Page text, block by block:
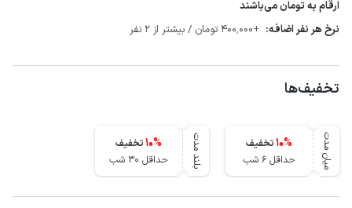
ارقام به تومان می‌باشند
نرخ هر نفر اضافه: +400٬000 تومان / بیشتر از 2 نفر
تخفیف‌ها
میان مدت 10%
تخفیف
حداقل 6 شب
بلند مدت 10%
تخفیف
حداقل 30 شب